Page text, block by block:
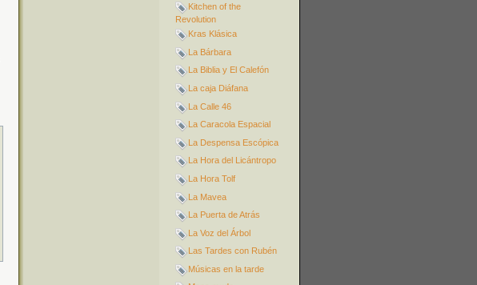
Kitchen of the
Revolution
Kras Klásica
La Bárbara
La Biblia y El Calefón
La caja Diáfana
La Calle 46
La Caracola Espacial
La Despensa Escópica
La Hora del Licántropo
La Hora Tolf
La Mavea
La Puerta de Atrás
La Voz del Árbol
Las Tardes con Rubén
Músicas en la tarde